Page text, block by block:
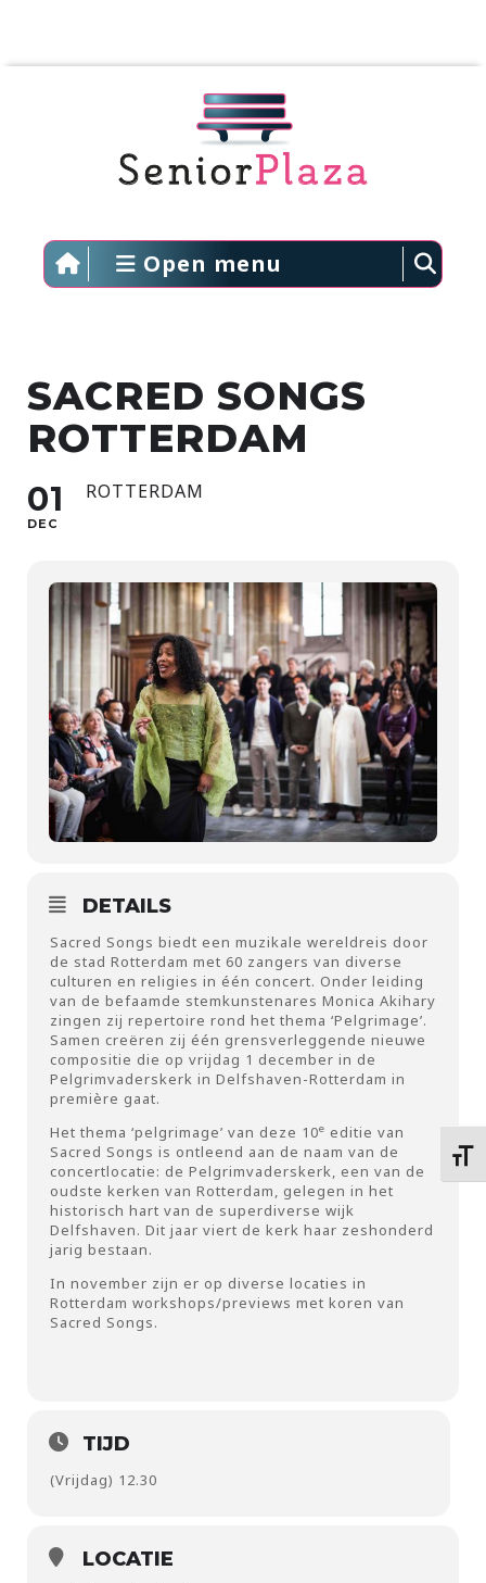
Open menu
SACRED SONGS
ROTTERDAM
01
DEC
ROTTERDAM
DETAILS
Sacred Songs biedt een muzikale wereldreis door
de stad Rotterdam met 60 zangers van diverse
culturen en religies in één concert. Onder leiding
van de befaamde stemkunstenares Monica Akihary
zingen zij repertoire rond het thema ‘Pelgrimage’.
Samen creëren zij één grensverleggende nieuwe
compositie die op vrijdag 1 december in de
Pelgrimvaderskerk in Delfshaven-Rotterdam in
première gaat.
Het thema ‘pelgrimage’ van deze 10e editie van
Sacred Songs is ontleend aan de naam van de
concertlocatie: de Pelgrimvaderskerk, een van de
oudste kerken van Rotterdam, gelegen in het
historisch hart van de superdiverse wijk
Delfshaven. Dit jaar viert de kerk haar zeshonderd
jarig bestaan.
In november zijn er op diverse locaties in
Rotterdam workshops/previews met koren van
Sacred Songs.
TIJD
(Vrijdag) 12.30
LOCATIE